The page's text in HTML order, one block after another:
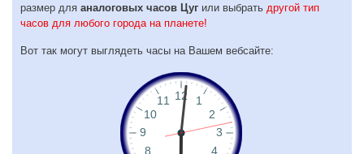
размер для аналоговых часов Цуг или выбрать другой тип
часов для любого города на планете!
Вот так могут выглядеть часы на Вашем вебсайте: